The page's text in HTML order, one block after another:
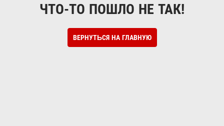
ЧТО-ТО ПОШЛО НЕ ТАК!
ВЕРНУТЬСЯ НА ГЛАВНУЮ